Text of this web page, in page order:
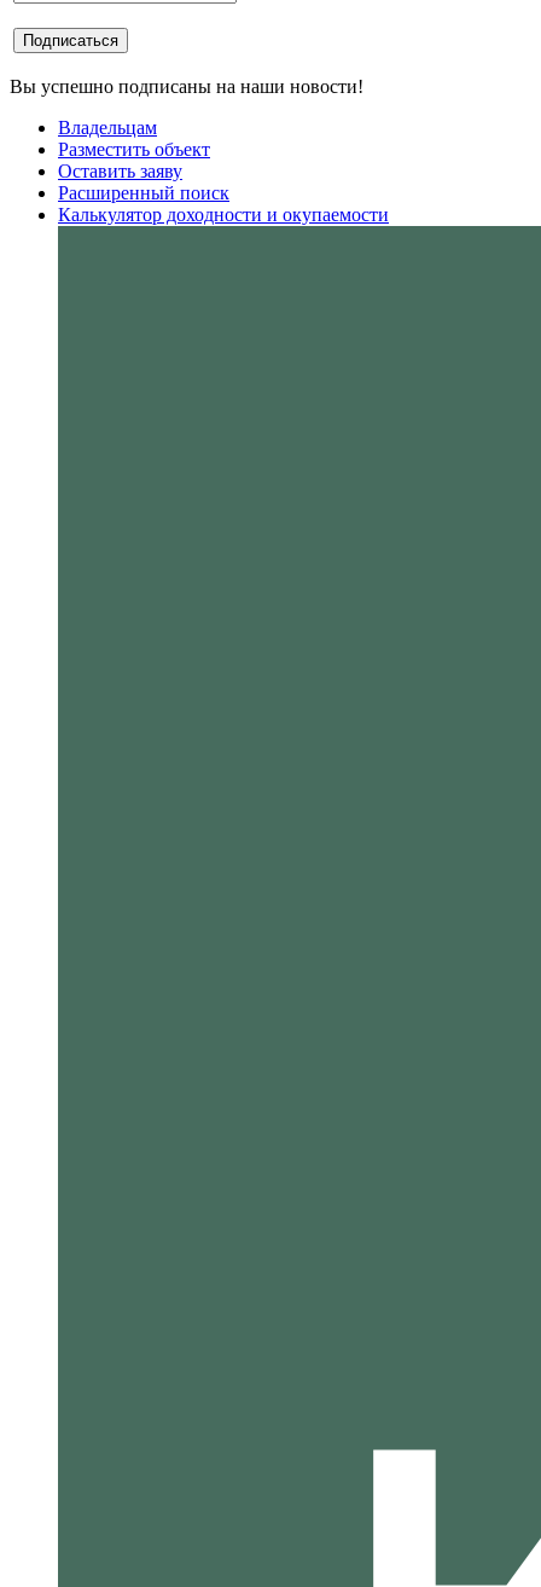
Вы успешно подписаны на наши новости!
Владельцам
Разместить объект
Оставить заяву
Расширенный поиск
Калькулятор доходности и окупаемости